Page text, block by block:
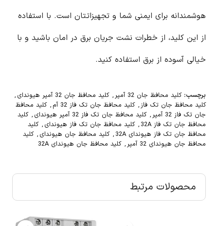
هوشمندانه برای ایمنی شما و تجهیزاتتان است. با استفاده
از این کلید، از خطرات نشت جریان برق در امان باشید و با
خیالی آسوده از برق استفاده کنید.
برچسب: کلید محافظ جان 32 آمپر , کلید محافظ جان 32 آمپر هیوندای
,
کلید محافظ جان تک فاز, کلید محافظ جان تک فاز 32 آم , کلید محافظ
جان تک فاز 32 آمپر
, کلید محافظ جان تک فاز 32 آمپر هیوندای , کلید
محافظ جان تک فاز 32A
, کلید محافظ جان تک فاز هیوندای , کلید
محافظ جان تک فاز هیوندای 32A
, کلید محافظ جان هیوندای , کلید
محافظ جان هیوندای 32 آمپر
, کلید محافظ جان هیوندای 32A
محصولات مرتبط